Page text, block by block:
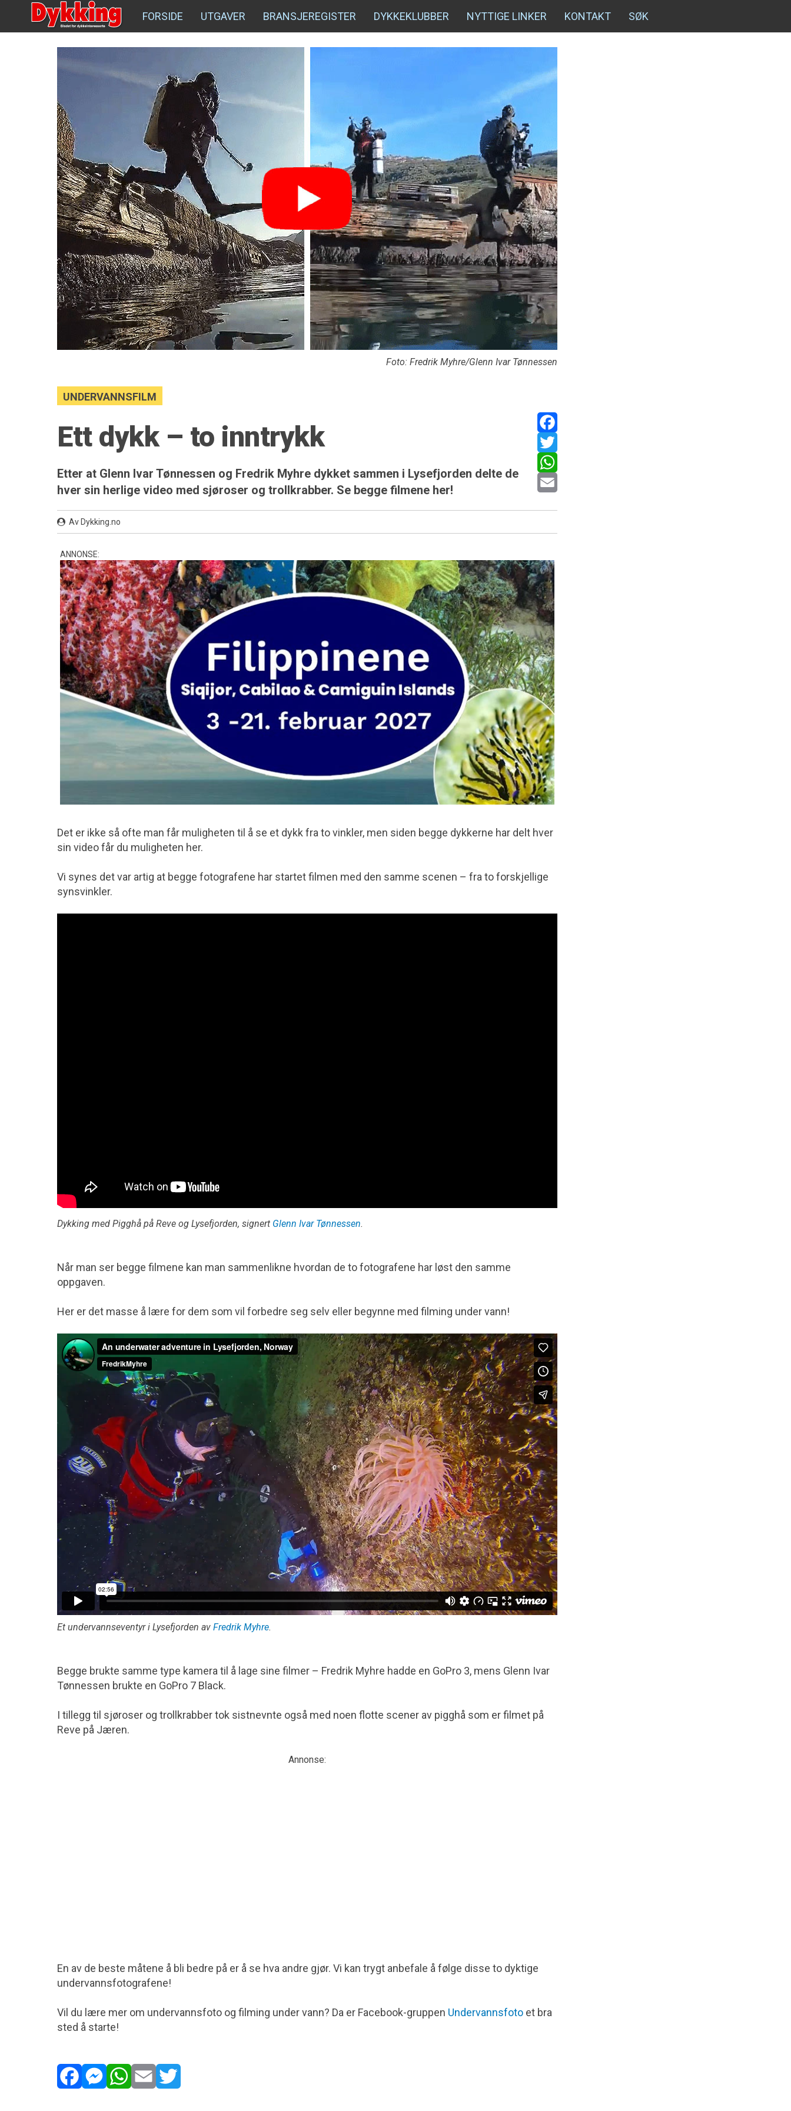
FORSIDE UTGAVER BRANSJEREGISTER DYKKEKLUBBER NYTTIGE LINKER KONTAKT SØK
Foto: Fredrik Myhre/Glenn Ivar Tønnessen
UNDERVANNSFILM
Facebook
Twitter
WhatsApp
Ett dykk – to inntrykk
Etter at Glenn Ivar Tønnessen og Fredrik Myhre dykket sammen i Lysefjorden delte de
hver sin herlige video med sjøroser og trollkrabber. Se begge filmene her!
Av Dykking.no
ANNONSE:
Det er ikke så ofte man får muligheten til å se et dykk fra to vinkler, men siden begge dykkerne har delt hver
sin video får du muligheten her.
Vi synes det var artig at begge fotografene har startet filmen med den samme scenen – fra to forskjellige
synsvinkler.
Dykking med Pigghå på Reve og Lysefjorden, signert Glenn Ivar Tønnessen.
Når man ser begge filmene kan man sammenlikne hvordan de to fotografene har løst den samme
oppgaven.
Her er det masse å lære for dem som vil forbedre seg selv eller begynne med filming under vann!
Et undervannseventyr i Lysefjorden av Fredrik Myhre.
Begge brukte samme type kamera til å lage sine filmer – Fredrik Myhre hadde en GoPro 3, mens Glenn Ivar
Tønnessen brukte en GoPro 7 Black.
I tillegg til sjøroser og trollkrabber tok sistnevnte også med noen flotte scener av pigghå som er filmet på
Reve på Jæren.
Annonse:
En av de beste måtene å bli bedre på er å se hva andre gjør. Vi kan trygt anbefale å følge disse to dyktige
undervannsfotografene!
Vil du lære mer om undervannsfoto og filming under vann? Da er Facebook-gruppen Undervannsfoto et bra
sted å starte!